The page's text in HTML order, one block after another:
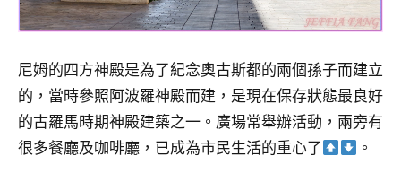
尼姆的四方神殿是為了紀念奧古斯都的兩個孫子而建立
的，當時參照阿波羅神殿而建，是現在保存狀態最良好
的古羅馬時期神殿建築之一。廣場常舉辦活動，兩旁有
很多餐廳及咖啡廳，已成為市民生活的重心了
。